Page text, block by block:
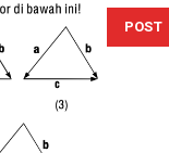
POST